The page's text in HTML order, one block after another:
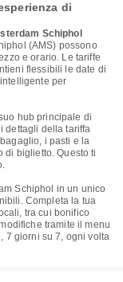
di
Schiphol
(AMS) possono
e orario. Le tariffe
flessibili le date di
per
hub principale di
dettagli della tariffa
i pasti e la
di biglietto. Questo ti
Schiphol in un unico
Completa la tua
tra cui bonifico
tramite il menu
7 giorni su 7, ogni volta